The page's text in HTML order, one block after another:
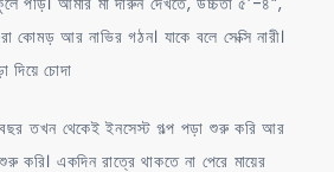
কোমড় আর নাভির গঠন। যাকে বলে সেক্সি নারী।
দিয়ে চোদা
তখন থেকেই ইনসেস্ট গল্প পড়া শুরু করি আর
করি। একদিন রাত্রে থাকতে না পেরে মায়ের